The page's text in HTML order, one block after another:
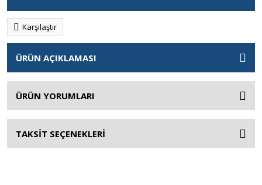
Karşılaştır
ÜRÜN AÇIKLAMASI
ÜRÜN YORUMLARI
TAKSİT SEÇENEKLERİ